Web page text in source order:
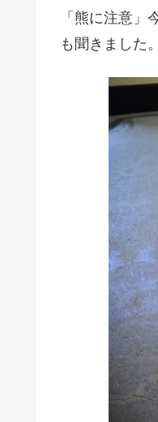
「熊に注意
も聞きました。